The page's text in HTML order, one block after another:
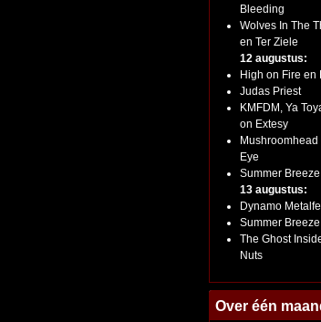
Bleeding
Wolves In The
en Ter Ziele
12 augustus:
High on Fire en
Judas Priest
KMFDM, Ya
on Extesy
Eye
Summer Breeze
13 augustus:
Dynamo
Summer Breeze
The Ghost
Nuts
Over één